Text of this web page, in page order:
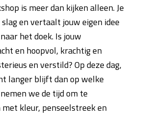
is meer dan kijken alleen. Je
en vertaalt jouw eigen idee
het doek. Is jouw
en hoopvol, krachtig en
en verstild? Op deze dag,
langer blijft dan op welke
we de tijd om te
kleur, penseelstreek en